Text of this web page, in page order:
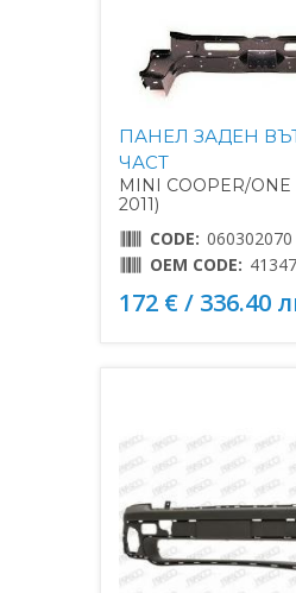
ПАНЕЛ ЗАДЕН
ЧАСТ
MINI COOPER/ONE
2011)
CODE: 060302070
OEM CODE:
172 € / 336.40